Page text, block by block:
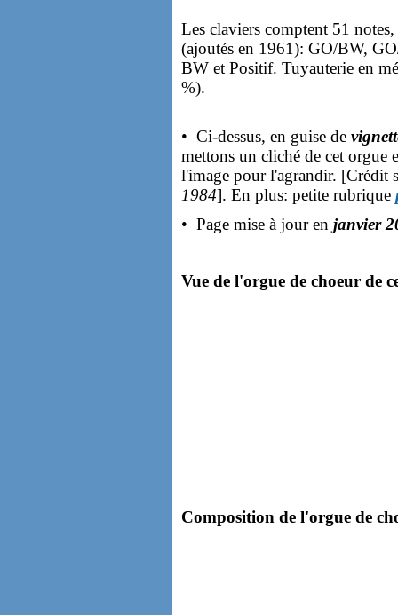
Les claviers comptent 51
(ajoutés en 1961): GO/BW,
BW et Positif. Tuyauterie en
%).
• Ci-dessus, en guise de
mettons un cliché de cet orgue
l'image pour l'agrandir. [Crédit
1984]. En plus: petite rubrique
• Page mise à jour en janvier
Vue de l'orgue de choeur de
Composition de l'orgue de